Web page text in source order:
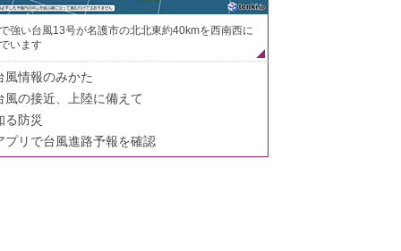
強い台風13号が名護市の北北東約40kmを西南西に
います
風情報のみかた
風の接近、上陸に備えて
る防災
プリで台風進路予報を確認